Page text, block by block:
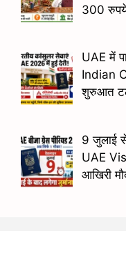
300
UAE में
Indian
शुरुआत
9 जुलाई
UAE
आखिरी